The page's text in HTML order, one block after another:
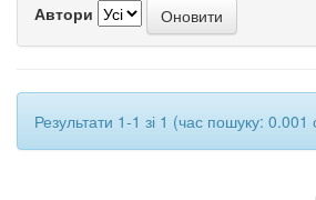
Автори
Результати 1-1 зі 1 (час пошуку: 0.001